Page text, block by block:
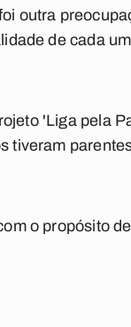
outra
de cada
'Liga pela
tiveram
o propósito